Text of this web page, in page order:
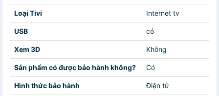
Loại Tivi Internet tv
USB có
Xem 3D Không
Sản phẩm có được bảo hành không? Có
Hình thức bảo hành Điện tử